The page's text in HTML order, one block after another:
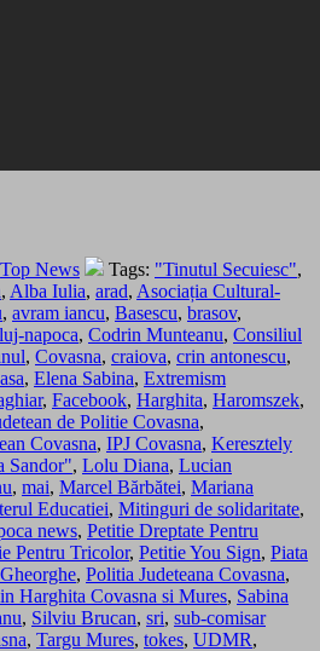
Top News Tags: "Tinutul Secuiesc",
, Alba Iulia, arad, Asociația Cultural-
, avram iancu, Basescu, brasov,
napoca, Codrin Munteanu, Consiliul
, Covasna, craiova, crin antonescu,
, Elena Sabina, Extremism
, Facebook, Harghita, Haromszek,
de Politie Covasna,
Covasna, IPJ Covasna, Keresztely
Sandor", Lolu Diana, Lucian
, mai, Marcel Bărbătei, Mariana
Educatiei, Mitinguri de solidaritate,
news, Petitie Dreptate Pentru
Pentru Tricolor, Petitie You Sign, Piata
, Politia Judeteana Covasna,
Harghita Covasna si Mures, Sabina
, Silviu Brucan, sri, sub-comisar
, Targu Mures, tokes, UDMR,